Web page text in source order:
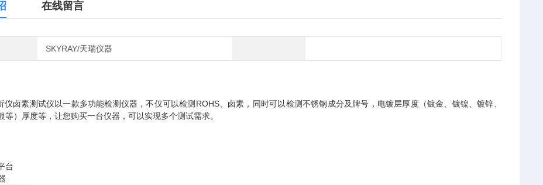
在线留言
SKYRAY/天瑞仪器
仪卤素测试仪以一款多功能检测仪器，不仅可以检测ROHS、卤素，同时可以检测不锈钢成分及牌号，电镀层厚度（镀金、镀镍、镀锌、
等）厚度等，让您购买一台仪器，可以实现多个测试需求。
台